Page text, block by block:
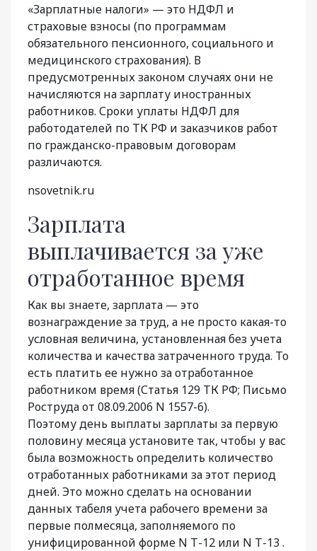
«Зарплатные налоги» — это НДФЛ и
страховые взносы (по программам
обязательного пенсионного, социального и
медицинского страхования). В
предусмотренных законом случаях они не
начисляются на зарплату иностранных
работников. Сроки уплаты НДФЛ для
работодателей по ТК РФ и заказчиков работ
по гражданско-правовым договорам
различаются.
nsovetnik.ru
Зарплата
выплачивается за уже
отработанное время
Как вы знаете, зарплата — это
вознаграждение за труд, а не просто какая-то
условная величина, установленная без учета
количества и качества затраченного труда. То
есть платить ее нужно за отработанное
работником время (Статья 129 ТК РФ; Письмо
Роструда от 08.09.2006 N 1557-6).
Поэтому день выплаты зарплаты за первую
половину месяца установите так, чтобы у вас
была возможность определить количество
отработанных работниками за этот период
дней. Это можно сделать на основании
данных табеля учета рабочего времени за
первые полмесяца, заполняемого по
унифицированной форме N Т-12 или N Т-13 .